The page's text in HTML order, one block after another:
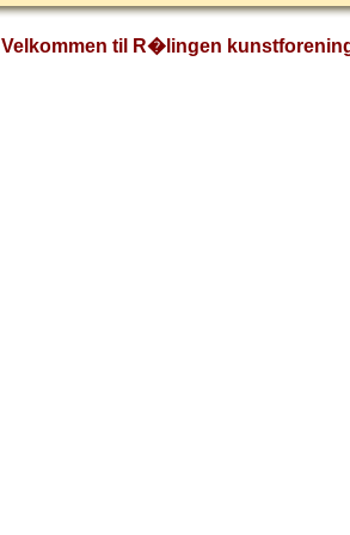
Velkommen til R�lingen